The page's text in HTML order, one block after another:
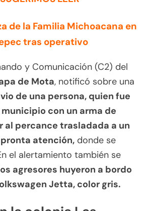
de la Familia Michoacana en
tras operativo
y Comunicación (C2) del
de Mota, notificó sobre una
de una persona, quien fue
con un arma de
al percance trasladada a un
atención, donde se
el alertamiento también se
agresores huyeron a bordo
Jetta, color gris.